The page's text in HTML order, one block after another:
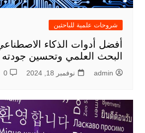
شروحات علمية للباحثين
أفضل أدوات الذكاء
البحث العلمي وتحسين جودته
admin نوفمبر 18, 2024 0